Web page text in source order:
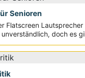
Senioren
Flatscreen Lautsprecher
doch es